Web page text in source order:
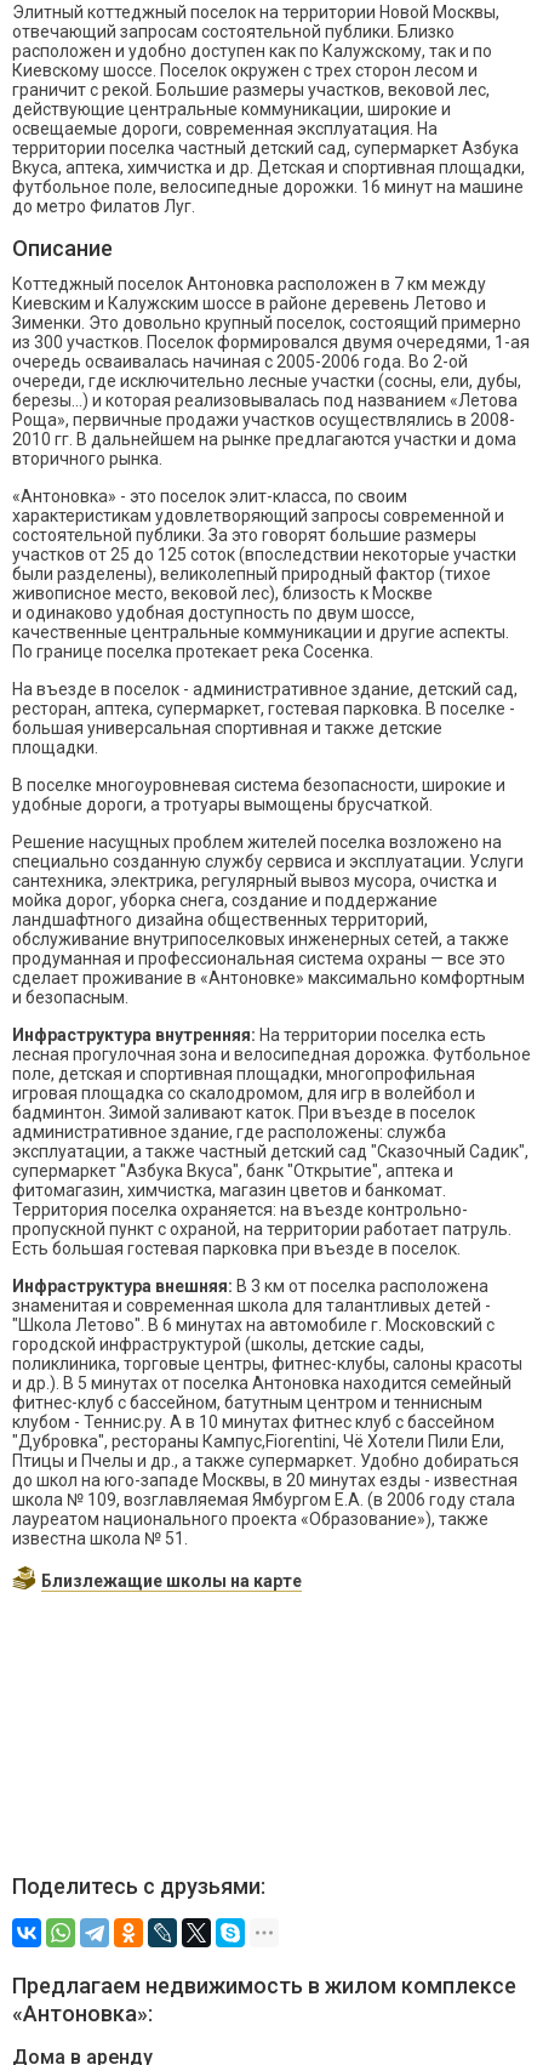
Элитный коттеджный поселок на территории Новой Москвы,
отвечающий запросам состоятельной публики. Близко
расположен и удобно доступен как по Калужскому, так и по
Киевскому шоссе. Поселок окружен с трех сторон лесом и
граничит с рекой. Большие размеры участков, вековой лес,
действующие центральные коммуникации, широкие и
освещаемые дороги, современная эксплуатация. На
территории поселка частный детский сад, супермаркет Азбука
Вкуса, аптека, химчистка и др. Детская и спортивная площадки,
футбольное поле, велосипедные дорожки. 16 минут на машине
до метро Филатов Луг.
Описание
Коттеджный поселок Антоновка расположен в 7 км между
Киевским и Калужским шоссе в районе деревень Летово и
Зименки. Это довольно крупный поселок, состоящий примерно
из 300 участков. Поселок формировался двумя очередями, 1-ая
очередь осваивалась начиная с 2005-2006 года. Во 2-ой
очереди, где исключительно лесные участки (сосны, ели, дубы,
березы...) и которая реализовывалась под названием «Летова
Роща», первичные продажи участков осуществлялись в 2008-
2010 гг. В дальнейшем на рынке предлагаются участки и дома
вторичного рынка.
«Антоновка» - это поселок элит-класса, по своим
характеристикам удовлетворяющий запросы современной и
состоятельной публики. За это говорят большие размеры
участков от 25 до 125 соток (впоследствии некоторые участки
были разделены), великолепный природный фактор (тихое
живописное место, вековой лес), близость к Москве
и одинаково удобная доступность по двум шоссе,
качественные центральные коммуникации и другие аспекты.
По границе поселка протекает река Сосенка.
На въезде в поселок - административное здание, детский сад,
ресторан, аптека, супермаркет, гостевая парковка. В поселке -
большая универсальная спортивная и также детские
площадки.
В поселке многоуровневая система безопасности, широкие и
удобные дороги, а тротуары вымощены брусчаткой.
Решение насущных проблем жителей поселка возложено на
специально созданную службу сервиса и эксплуатации. Услуги
сантехника, электрика, регулярный вывоз мусора, очистка и
мойка дорог, уборка снега, создание и поддержание
ландшафтного дизайна общественных территорий,
обслуживание внутрипоселковых инженерных сетей, а также
продуманная и профессиональная система охраны — все это
сделает проживание в «Антоновке» максимально комфортным
и безопасным.
Инфраструктура внутренняя: На территории поселка есть
лесная прогулочная зона и велосипедная дорожка. Футбольное
поле, детская и спортивная площадки, многопрофильная
игровая площадка со скалодромом, для игр в волейбол и
бадминтон. Зимой заливают каток. При въезде в поселок
административное здание, где расположены: служба
эксплуатации, а также частный детский сад "Сказочный Садик",
супермаркет "Азбука Вкуса", банк "Открытие", аптека и
фитомагазин, химчистка, магазин цветов и банкомат.
Территория поселка охраняется: на въезде контрольно-
пропускной пункт с охраной, на территории работает патруль.
Есть большая гостевая парковка при въезде в поселок.
Инфраструктура внешняя: В 3 км от поселка расположена
знаменитая и современная школа для талантливых детей -
"Школа Летово". В 6 минутах на автомобиле г. Московский с
городской инфраструктурой (школы, детские сады,
поликлиника, торговые центры, фитнес-клубы, салоны красоты
и др.). В 5 минутах от поселка Антоновка находится семейный
фитнес-клуб с бассейном, батутным центром и теннисным
клубом - Теннис.ру. А в 10 минутах фитнес клуб с бассейном
"Дубровка", рестораны Кампус,Fiorentini, Чё Хотели Пили Ели,
Птицы и Пчелы и др., а также супермаркет. Удобно добираться
до школ на юго-западе Москвы, в 20 минутах езды - известная
школа № 109, возглавляемая Ямбургом Е.А. (в 2006 году стала
лауреатом национального проекта «Образование»), также
известна школа № 51.
Близлежащие школы на карте
Поделитесь с друзьями:
Предлагаем недвижимость в жилом комплексе
«Антоновка»:
Дома в аренду